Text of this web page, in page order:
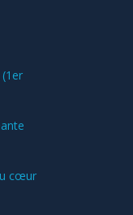
cœur